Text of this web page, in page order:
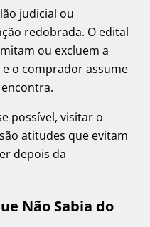
judicial ou
redobrada. O edital
ou excluem a
o comprador assume
possível, visitar o
atitudes que evitam
depois da
Não Sabia do